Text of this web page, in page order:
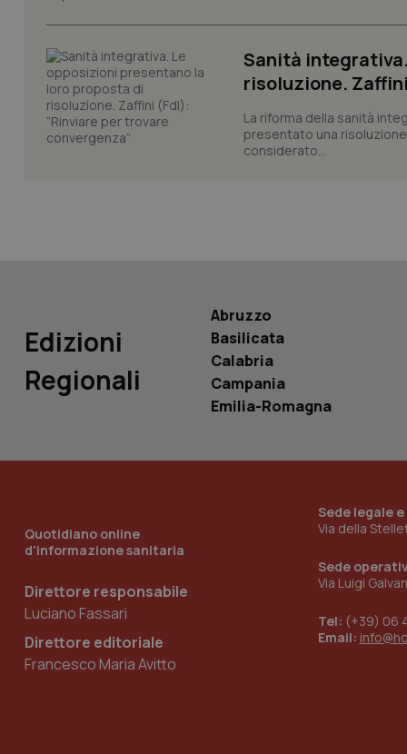
Sanità
risoluzione.
La riforma della sanità
presentato una
considerato...
Edizioni
Regionali
Abruzzo
Basilicata
Calabria
Campania
Emilia-Romagna
Quotidiano online
d'informazione sanitaria
Direttore responsabile
Luciano Fassari
Direttore editoriale
Francesco Maria Avitto
Sede legale
Via della
Sede
Via Luigi
Tel: (+39) 06
Email:
__Secure-
ROLLOUT_TOKEN
tracking-sites-
ironfish-tracking-
named-enable